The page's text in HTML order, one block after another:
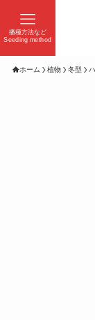
播種方法など
Seeding method
ホーム 植物 冬型